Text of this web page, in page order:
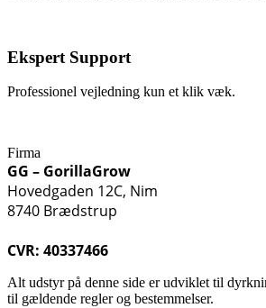
Ekspert Support
Professionel vejledning kun et klik væk.
Firma
GG – GorillaGrow
Hovedgaden 12C, Nim
8740 Brædstrup
CVR: 40337466
Alt udstyr på denne side er udviklet til
til gældende regler og bestemmelser.